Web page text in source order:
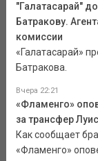
"Галатасарай"
Батракову.
комиссии
«Галатасарай»
Батракова.
Вчера 22:21
«Фламенго»
за трансфер
Как сообщает
«Фламенго»